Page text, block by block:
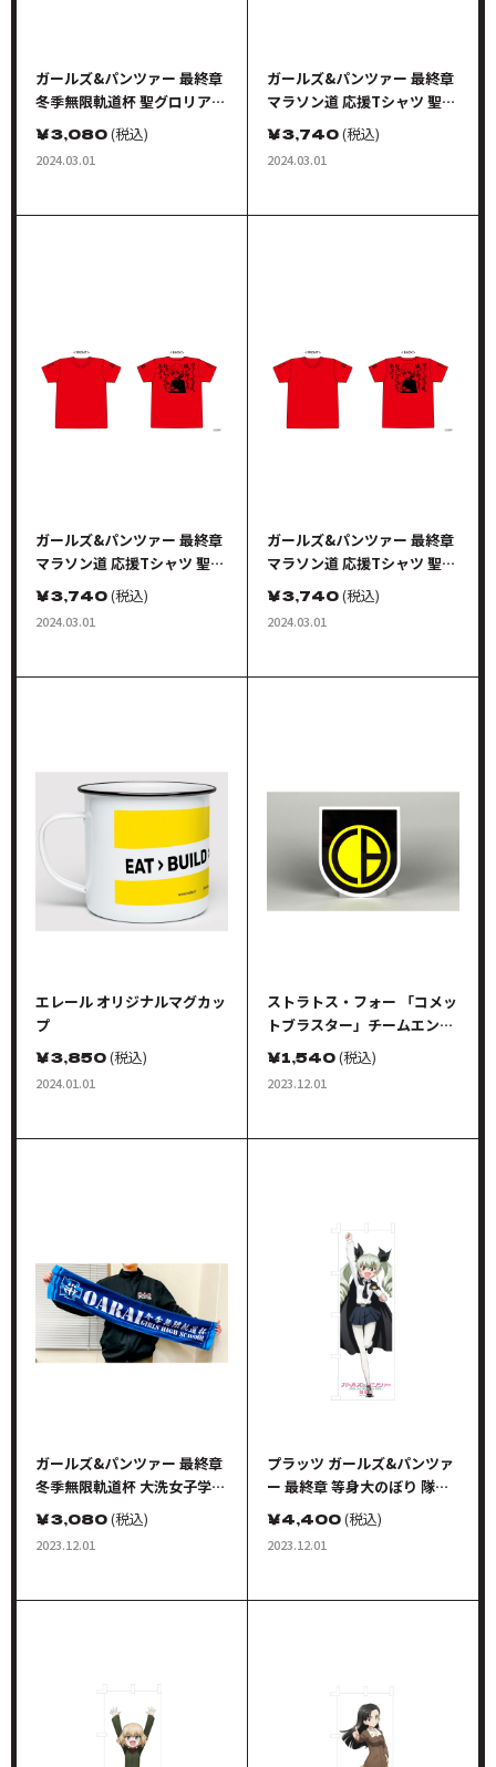
ガールズ&パンツァー 最終章
冬季無限軌道杯 聖グロリアー
ナ女学院 応援タオル
￥3,080(税込)
2024.03.01
ガールズ&パンツァー 最終章
マラソン道 応援Tシャツ 聖グ
ロリアーナ女学院 Mサイズ
￥3,740(税込)
2024.03.01
ガールズ&パンツァー 最終章
マラソン道 応援Tシャツ 聖グ
ロリアーナ女学院 Lサイズ
￥3,740(税込)
2024.03.01
ガールズ&パンツァー 最終章
マラソン道 応援Tシャツ 聖グ
ロリアーナ女学院 XLサイズ
￥3,740(税込)
2024.03.01
エレール オリジナルマグカッ
プ
￥3,850(税込)
2024.01.01
ストラトス・フォー 「コメッ
トブラスター」チームエンブ
レム ミニマグネット
￥1,540(税込)
2023.12.01
ガールズ&パンツァー 最終章
冬季無限軌道杯 大洗女子学園
応援タオル
￥3,080(税込)
2023.12.01
プラッツ ガールズ&パンツァ
ー 最終章 等身大のぼり 隊長
シリーズ アンチョビ
￥4,400(税込)
2023.12.01